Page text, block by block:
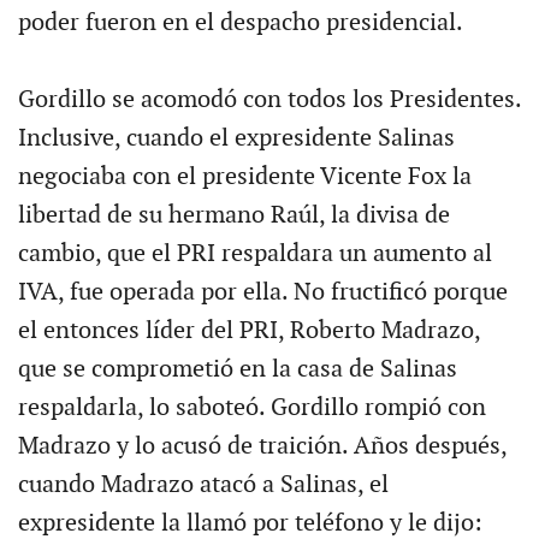
poder fueron en el despacho presidencial.
Gordillo se acomodó con todos los Presidentes.
Inclusive, cuando el expresidente Salinas
negociaba con el presidente Vicente Fox la
libertad de su hermano Raúl, la divisa de
cambio, que el PRI respaldara un aumento al
IVA, fue operada por ella. No fructificó porque
el entonces líder del PRI, Roberto Madrazo,
que se comprometió en la casa de Salinas
respaldarla, lo saboteó. Gordillo rompió con
Madrazo y lo acusó de traición. Años después,
cuando Madrazo atacó a Salinas, el
expresidente la llamó por teléfono y le dijo: